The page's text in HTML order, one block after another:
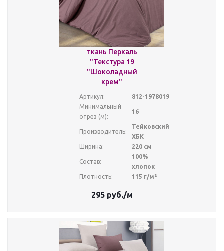
ткань Перкаль
"Текстура 19
"Шоколадный
крем"
Артикул:
812-1978019
Минимальный
отрез (м):
16
Производитель:
Тейковский
ХБК
Ширина:
220 см
Состав:
100%
хлопок
Плотность:
115 г/м²
295руб./м